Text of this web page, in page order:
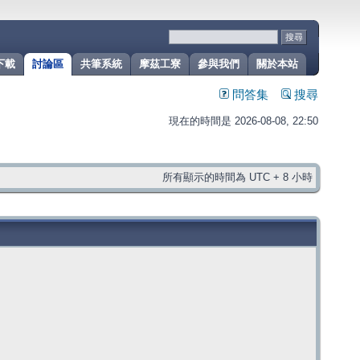
關於本站
參與我們
摩茲工寮
共筆系統
討論區
載
問答集 搜尋
現在的時間是 2026-08-08, 22:50
所有顯示的時間為 UTC + 8 小時